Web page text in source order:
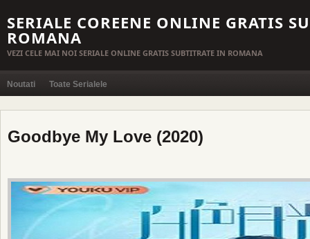
SERIALE COREENE ONLINE GRATIS
ROMANA
VEZI CELE MAI NOI SERIALE ONLINE GRATIS SUBTITRATE IN ROMANA
Noutati Toate Serialele
Goodbye My Love (2020)